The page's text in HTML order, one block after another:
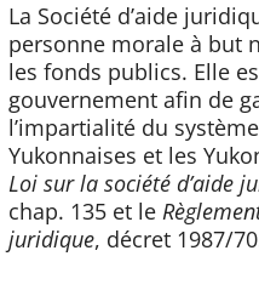
La Société d’aide
personne morale à but
les fonds publics. Elle
gouvernement afin de
l’impartialité du
Yukonnaises et les
Loi sur la société d’aide
chap. 135 et le
juridique, décret 1987/